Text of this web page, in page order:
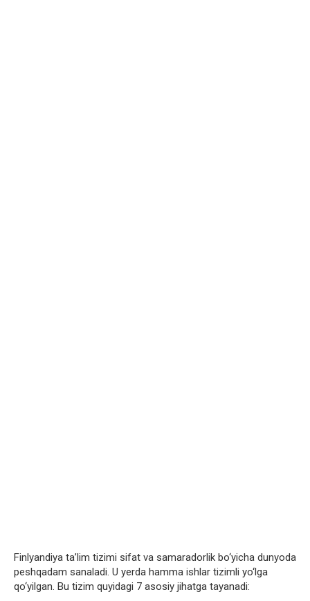
Finlyandiya ta’lim tizimi sifat va samaradorlik bo‘yicha dunyoda
peshqadam sanaladi. U yerda hamma ishlar tizimli yo‘lga
qo‘yilgan. Bu tizim quyidagi 7 asosiy jihatga tayanadi: